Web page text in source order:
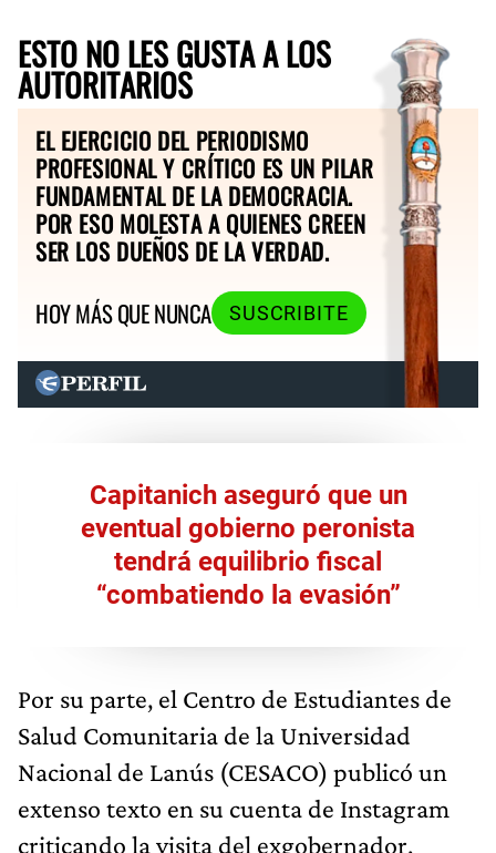
ESTO NO LES GUSTA A LOS
AUTORITARIOS
EL EJERCICIO DEL PERIODISMO
PROFESIONAL Y CRÍTICO ES UN PILAR
FUNDAMENTAL DE LA DEMOCRACIA.
POR ESO MOLESTA A QUIENES CREEN
SER LOS DUEÑOS DE LA VERDAD.
HOY MÁS QUE NUNCA
SUSCRIBITE
Capitanich aseguró que un
eventual gobierno peronista
tendrá equilibrio fiscal
“combatiendo la evasión”
Por su parte, el Centro de Estudiantes de
Salud Comunitaria de la Universidad
Nacional de Lanús (CESACO) publicó un
extenso texto en su cuenta de Instagram
criticando la visita del exgobernador,